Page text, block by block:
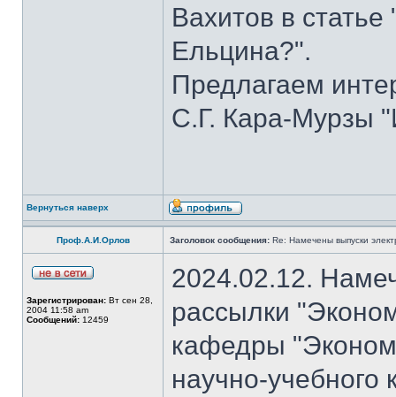
Вахитов в
Ельцина?".
Предлагаем
С.Г. Кара-Мурзы
Вернуться наверх
Проф.А.И.Орлов Заголовок сообщения: Re: Намечены выпуски
Зарегистрирован: Вт сен 28,
2004 11:58 am
Сообщений: 12459
2024.02.12.
рассылки
кафедры
научно-